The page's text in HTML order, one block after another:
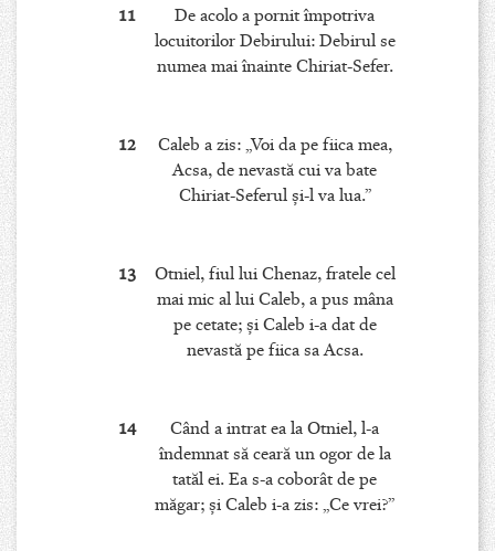
11
De acolo a pornit împotriva
locuitorilor Debirului: Debirul se
numea mai înainte Chiriat-Sefer.
12
Caleb a zis: „Voi da pe fiica mea,
Acsa, de nevastă cui va bate
Chiriat-Seferul şi-l va lua.”
13
Otniel, fiul lui Chenaz, fratele cel
mai mic al lui Caleb, a pus mâna
pe cetate; şi Caleb i-a dat de
nevastă pe fiica sa Acsa.
14
Când a intrat ea la Otniel, l-a
îndemnat să ceară un ogor de la
tatăl ei. Ea s-a coborât de pe
măgar; şi Caleb i-a zis: „Ce vrei?”